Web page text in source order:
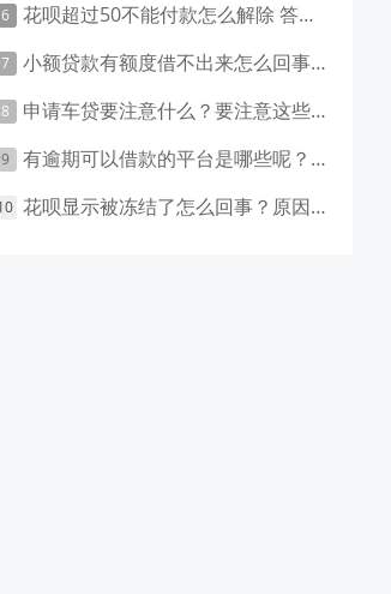
花呗超过50不能付款怎么解除 答案是这样的
小额贷款有额度借不出来怎么回事 原因有这几点
申请车贷要注意什么？要注意这些事项！
有逾期可以借款的平台是哪些呢？主要有这些平台！
花呗显示被冻结了怎么回事？原因和应对措施盘点！